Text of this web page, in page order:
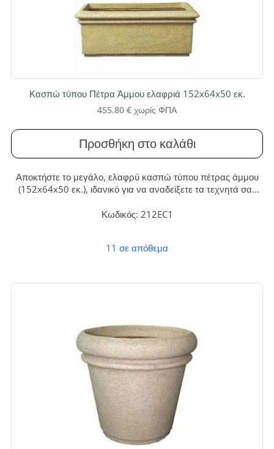
Κασπώ τύπου Πέτρα Άμμου ελαφριά 152x64x50 εκ.
455.80 € χωρίς ΦΠΑ
Προσθήκη στο καλάθι
Αποκτήστε το μεγάλο, ελαφρύ κασπώ τύπου πέτρας άμμου
(152x64x50 εκ.), ιδανικό για να αναδείξετε τα τεχνητά σας
την ανθεκτικότητα και την ευκολία τοποθέτησης σε κάθε
Κωδικός: 212EC1
11 σε απόθεμα